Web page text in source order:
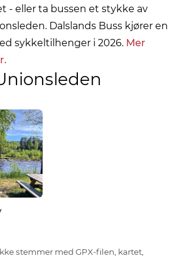
- eller ta bussen et stykke av
Dalslands Buss kjører en
sykkeltilhenger i 2026. Mer
stemmer med GPX-filen, kartet,